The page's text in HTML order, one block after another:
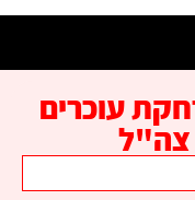
עוכרים
צה"ל